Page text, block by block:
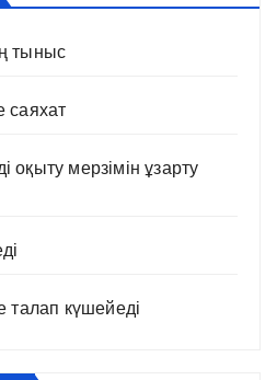
тыныс
саяхат
оқыту мерзімін ұзарту
талап күшейеді